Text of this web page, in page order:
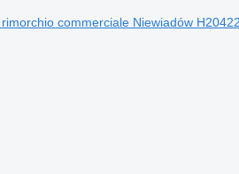
rimorchio commerciale Niewiadów